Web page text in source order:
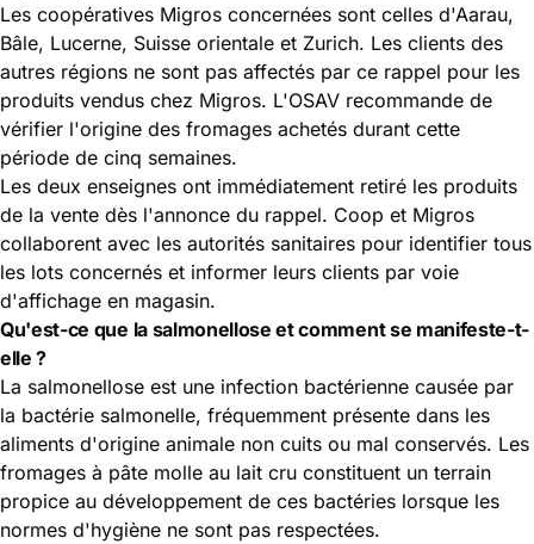
Les coopératives Migros concernées sont celles d'Aarau,
Bâle, Lucerne, Suisse orientale et Zurich. Les clients des
autres régions ne sont pas affectés par ce rappel pour les
produits vendus chez Migros. L'OSAV recommande de
vérifier l'origine des fromages achetés durant cette
période de cinq semaines.
Les deux enseignes ont immédiatement retiré les produits
de la vente dès l'annonce du rappel. Coop et Migros
collaborent avec les autorités sanitaires pour identifier tous
les lots concernés et informer leurs clients par voie
d'affichage en magasin.
Qu'est-ce que la salmonellose et comment se manifeste-t-
elle ?
La salmonellose est une infection bactérienne causée par
la bactérie salmonelle, fréquemment présente dans les
aliments d'origine animale non cuits ou mal conservés. Les
fromages à pâte molle au lait cru constituent un terrain
propice au développement de ces bactéries lorsque les
normes d'hygiène ne sont pas respectées.